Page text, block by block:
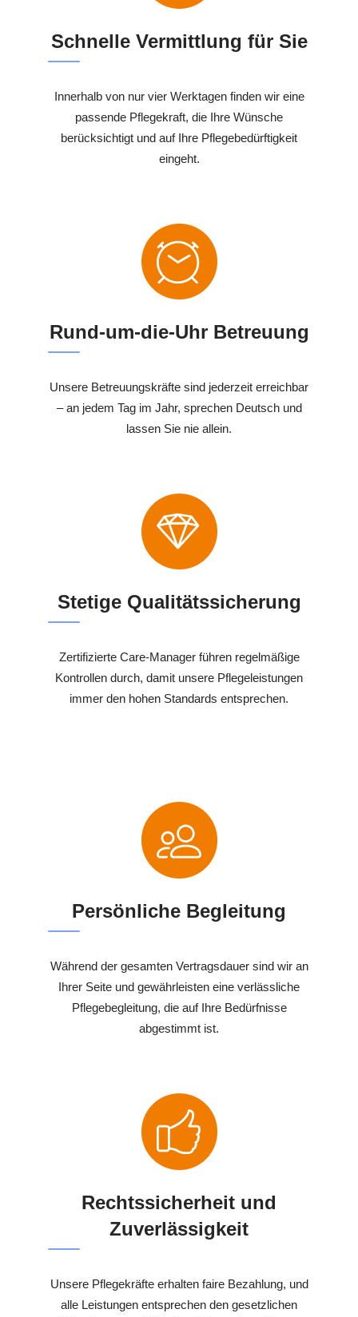
Schnelle Vermittlung für Sie
Innerhalb von nur vier Werktagen finden wir eine
passende Pflegekraft, die Ihre Wünsche
berücksichtigt und auf Ihre Pflegebedürftigkeit
eingeht.
Rund-um-die-Uhr Betreuung
Unsere Betreuungskräfte sind jederzeit erreichbar
– an jedem Tag im Jahr, sprechen Deutsch und
lassen Sie nie allein.
Stetige Qualitätssicherung
Zertifizierte Care-Manager führen regelmäßige
Kontrollen durch, damit unsere Pflegeleistungen
immer den hohen Standards entsprechen.
Persönliche Begleitung
Während der gesamten Vertragsdauer sind wir an
Ihrer Seite und gewährleisten eine verlässliche
Pflegebegleitung, die auf Ihre Bedürfnisse
abgestimmt ist.
Rechtssicherheit und
Zuverlässigkeit
Unsere Pflegekräfte erhalten faire Bezahlung, und
alle Leistungen entsprechen den gesetzlichen